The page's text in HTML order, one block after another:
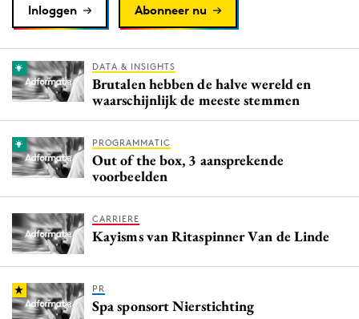
Inloggen Abonneer nu
DATA & INSIGHTS
Brutalen hebben de halve wereld en
waarschijnlijk de meeste stemmen
PROGRAMMATIC
Out of the box, 3 aansprekende
voorbeelden
CARRIERE
Kayisms van Ritaspinner Van de Linde
PR
Spa sponsort Nierstichting